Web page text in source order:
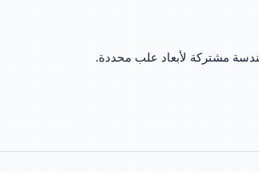
مشتركة لأبعاد علب محددة.